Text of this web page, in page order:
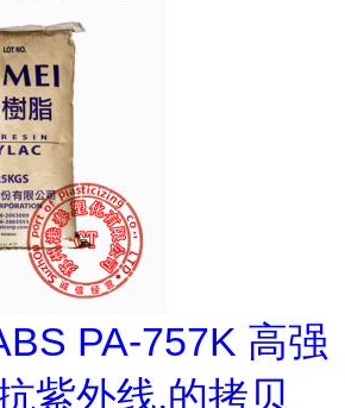
PA-757K 高强
紫外线,的拷贝